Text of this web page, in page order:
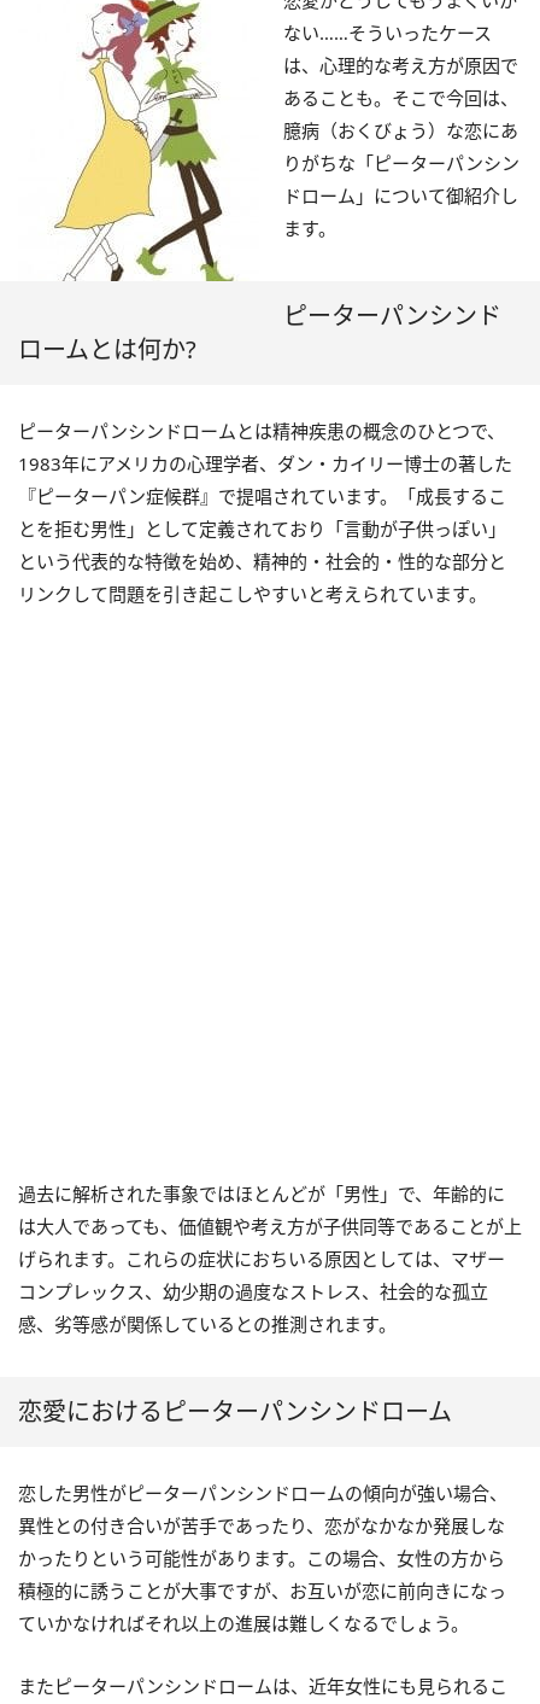
ない……そういったケース
は、心理的な考え方が原因で
あることも。そこで今回は、
臆病（おくびょう）な恋にあ
りがちな「ピーターパンシン
ドローム」について御紹介し
ます。
ピーターパンシンド
ロームとは何か?
ピーターパンシンドロームとは精神疾患の概念のひとつで、
1983年にアメリカの心理学者、ダン・カイリー博士の著した
『ピーターパン症候群』で提唱されています。「成長するこ
とを拒む男性」として定義されており「言動が子供っぽい」
という代表的な特徴を始め、精神的・社会的・性的な部分と
リンクして問題を引き起こしやすいと考えられています。
過去に解析された事象ではほとんどが「男性」で、年齢的に
は大人であっても、価値観や考え方が子供同等であることが上
げられます。これらの症状におちいる原因としては、マザー
コンプレックス、幼少期の過度なストレス、社会的な孤立
感、劣等感が関係しているとの推測されます。
恋愛におけるピーターパンシンドローム
恋した男性がピーターパンシンドロームの傾向が強い場合、
異性との付き合いが苦手であったり、恋がなかなか発展しな
かったりという可能性があります。この場合、女性の方から
積極的に誘うことが大事ですが、お互いが恋に前向きになっ
ていかなければそれ以上の進展は難しくなるでしょう。
またピーターパンシンドロームは、近年女性にも見られるこ